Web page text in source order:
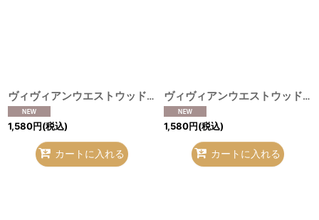
ヴィヴィアンウエストウッド 中古 / ハンカチーフ ピンクチェック柄×オーブ刺繍 O-26-08-02-057-gd-IG-OS
1,580円(税込)
カートに入れる
ヴィヴィアンウエストウッド 中古 / ハンカチーフ アイボリー花柄ビッグオーブ刺繍 O-26-08-02-066-gd-IG-OS
1,580円(税込)
カートに入れる